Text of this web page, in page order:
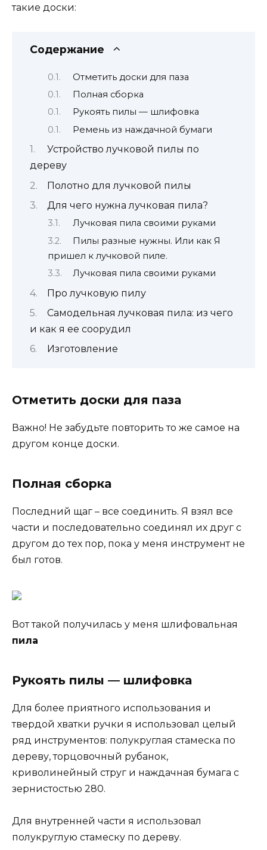
такие доски:
Содержание
Отметить доски для паза
Полная сборка
Рукоять пилы — шлифовка
Ремень из наждачной бумаги
Устройство лучковой пилы по
дереву
Полотно для лучковой пилы
Для чего нужна лучковая пила?
Лучковая пила своими руками
Пилы разные нужны. Или как Я
пришел к лучковой пиле.
Лучковая пила своими руками
Про лучковую пилу
Самодельная лучковая пила: из чего
и как я ее соорудил
Изготовление
Отметить доски для паза
Важно! Не забудьте повторить то же самое на
другом конце доски.
Полная сборка
Последний щаг – все соединить. Я взял все
части и последовательно соединял их друг с
другом до тех пор, пока у меня инструмент не
был готов.
Вот такой получилась у меня шлифовальная
пила
Рукоять пилы — шлифовка
Для более приятного использования и
твердой хватки ручки я использовал целый
ряд инструментов: полукруглая стамеска по
дереву, торцовочный рубанок,
криволинейный струг и наждачная бумага с
зернистостью 280.
Для внутренней части я использовал
полукруглую стамеску по дереву.